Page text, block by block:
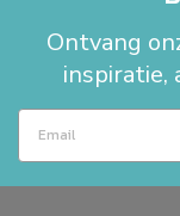
Ontvang
inspiratie,